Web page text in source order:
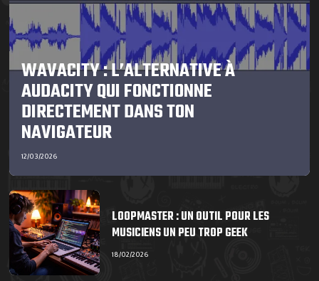
WAVACITY : L’ALTERNATIVE À
AUDACITY QUI FONCTIONNE
DIRECTEMENT DANS TON
NAVIGATEUR
12/03/2026
LOOPMASTER : UN OUTIL POUR LES
MUSICIENS UN PEU TROP GEEK
18/02/2026